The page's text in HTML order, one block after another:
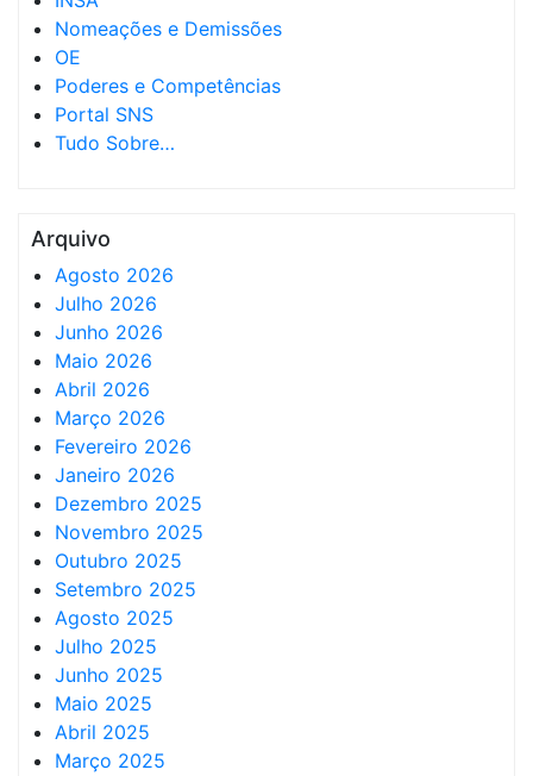
Nomeações e Demissões
OE
Poderes e Competências
Portal SNS
Tudo Sobre…
Arquivo
Agosto 2026
Julho 2026
Junho 2026
Maio 2026
Abril 2026
Março 2026
Fevereiro 2026
Janeiro 2026
Dezembro 2025
Novembro 2025
Outubro 2025
Setembro 2025
Agosto 2025
Julho 2025
Junho 2025
Maio 2025
Abril 2025
Março 2025